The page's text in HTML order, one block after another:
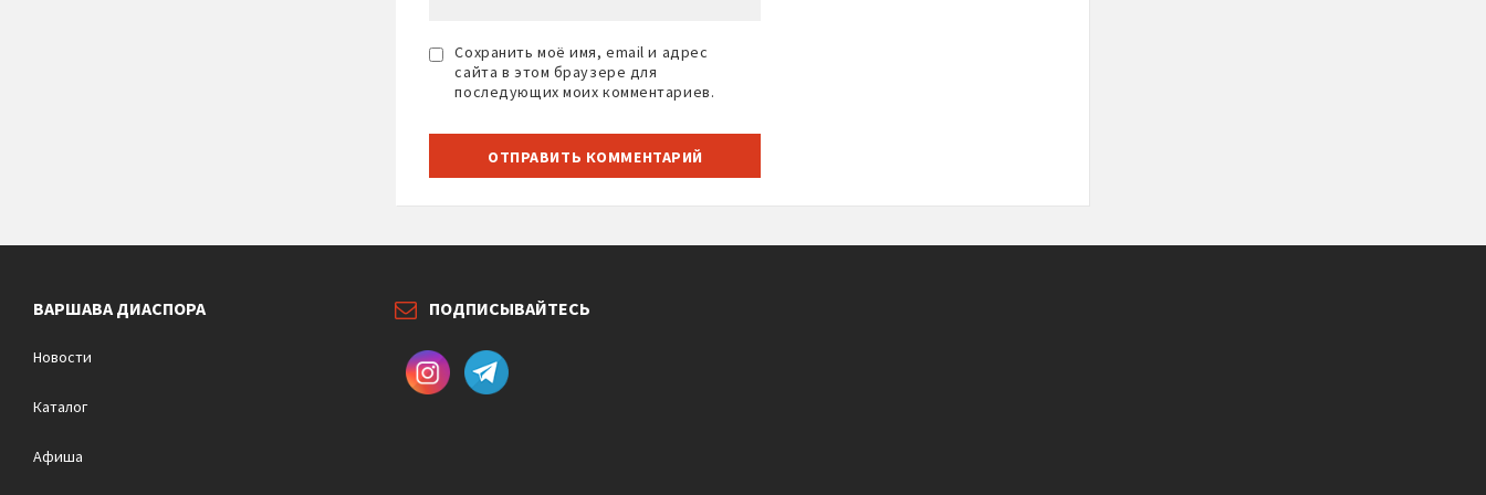
Сохранить моё имя, email и адрес
сайта в этом браузере для
последующих моих комментариев.
ВАРШАВА ДИАСПОРА
Новости
Каталог
Афиша
ПОДПИСЫВАЙТЕСЬ